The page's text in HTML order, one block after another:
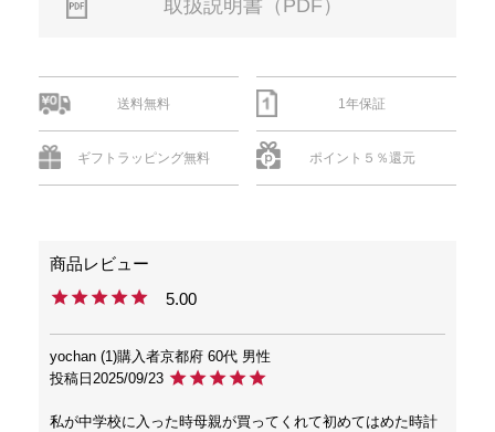
取扱説明書（PDF）
送料無料 1年保証
ギフトラッピング無料 ポイント５％還元
5.00
yochan 1 購入者京都府 60代 男性
投稿日 2025/09/23
私が中学校に入った時母親が買ってくれて初めてはめた時計